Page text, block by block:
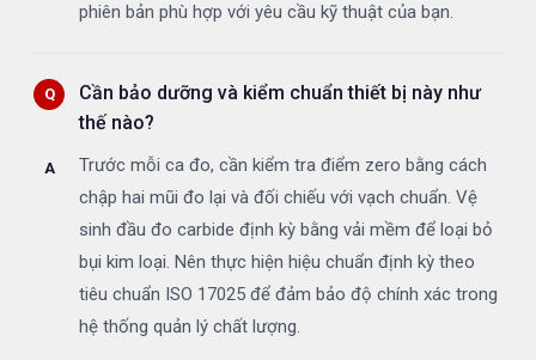
phiên bản phù hợp với yêu cầu kỹ thuật của bạn.
Cần bảo dưỡng và kiểm chuẩn thiết bị này như
thế nào?
Trước mỗi ca đo, cần kiểm tra điểm zero bằng cách
chập hai mũi đo lại và đối chiếu với vạch chuẩn. Vệ
sinh đầu đo carbide định kỳ bằng vải mềm để loại bỏ
bụi kim loại. Nên thực hiện hiệu chuẩn định kỳ theo
tiêu chuẩn ISO 17025 để đảm bảo độ chính xác trong
hệ thống quản lý chất lượng.